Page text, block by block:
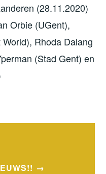
(28.11.2020)
Orbie (UGent),
Rhoda Dalang
(Stad Gent) en